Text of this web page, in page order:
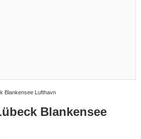
Blankensee Lufthavn
Blankensee